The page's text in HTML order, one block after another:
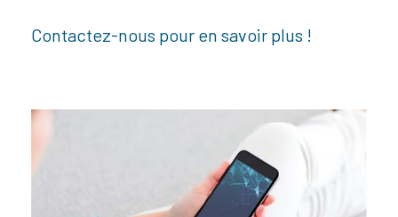
Contactez-nous pour en savoir plus !